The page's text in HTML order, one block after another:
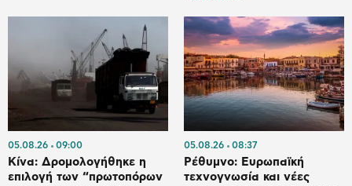
05.08.26 09:00
Κίνα: Δρομολογήθηκε η
επιλογή των “πρωτοπόρων
05.08.26 08:37
Ρέθυμνο: Ευρωπαϊκή
τεχνογνωσία και νέες